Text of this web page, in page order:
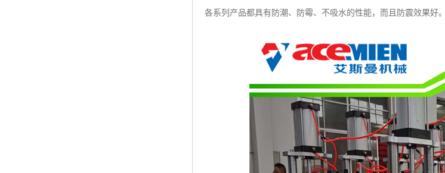
各系列产品都具有防潮、防霉、不吸水的性能，而且防震效果好。